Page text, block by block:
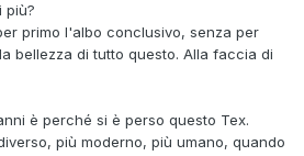
più?
primo l'albo conclusivo, senza per
bellezza di tutto questo. Alla faccia di
è perché si è perso questo Tex.
più moderno, più umano, quando